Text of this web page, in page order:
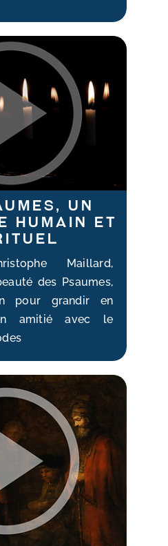
un
humain et
Maillard,
des Psaumes,
pour grandir en
amitié avec le